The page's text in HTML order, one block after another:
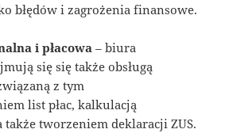
błędów i zagrożenia finansowe.
i płacowa – biura
się się także obsługą
z tym
list płac, kalkulacją
także tworzeniem deklaracji ZUS.